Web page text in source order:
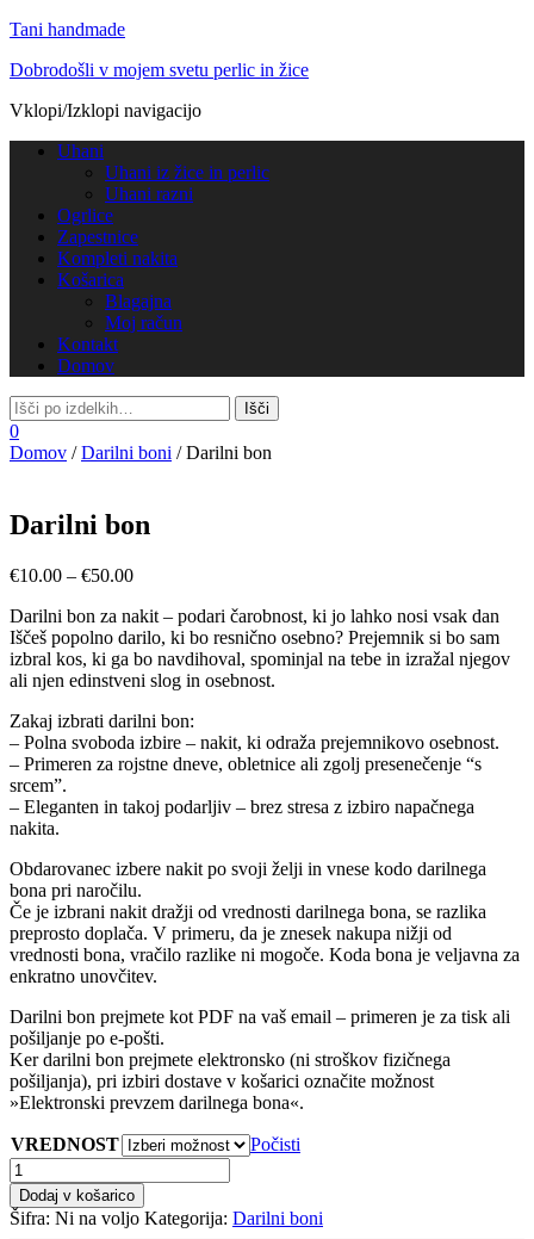
Tani handmade
Dobrodošli v mojem svetu perlic in žice
Vklopi/Izklopi navigacijo
Uhani
Uhani iz žice in perlic
Uhani razni
Ogrlice
Zapestnice
Kompleti nakita
Košarica
Blagajna
Moj račun
Kontakt
Domov
0
Domov /Darilni boni / Darilni bon
Darilni bon
€10.00 – €50.00Cenovni
od
€10.00
do
€50.00
Darilni bon za nakit – podari čarobnost, ki jo lahko nosi vsak dan
Iščeš popolno darilo, ki bo resnično osebno? Prejemnik si bo sam
izbral kos, ki ga bo navdihoval, spominjal na tebe in izražal njegov
ali njen edinstveni slog in osebnost.
Zakaj izbrati darilni bon:
– Polna svoboda izbire – nakit, ki odraža prejemnikovo osebnost.
– Primeren za rojstne dneve, obletnice ali zgolj presenečenje “s
srcem”.
– Eleganten in takoj podarljiv – brez stresa z izbiro napačnega
nakita.
Obdarovanec izbere nakit po svoji želji in vnese kodo darilnega
bona pri naročilu.
Če je izbrani nakit dražji od vrednosti darilnega bona, se razlika
preprosto doplača. V primeru, da je znesek nakupa nižji od
vrednosti bona, vračilo razlike ni mogoče. Koda bona je veljavna za
enkratno unovčitev.
Darilni bon prejmete kot PDF na vaš email – primeren je za tisk ali
pošiljanje po e-pošti.
Ker darilni bon prejmete elektronsko (ni stroškov fizičnega
pošiljanja), pri izbiri dostave v košarici označite možnost
»Elektronski prevzem darilnega bona«.
VREDNOST
Počisti
Darilni
bon
količina
Dodaj v košarico
Šifra: Ni na voljo Kategorija: Darilni boni